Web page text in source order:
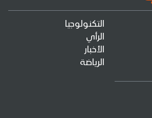
التكنولوجيا
الرأي
الأخبار
الرياضة